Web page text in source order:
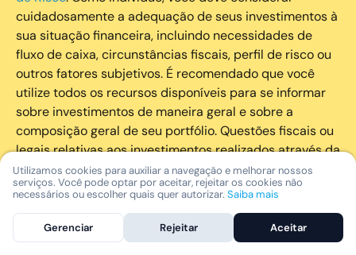
cuidadosamente a adequação de seus investimentos à
sua situação financeira, incluindo necessidades de
fluxo de caixa, circunstâncias fiscais, perfil de risco ou
outros fatores subjetivos. É recomendado que você
utilize todos os recursos disponíveis para se informar
sobre investimentos de maneira geral e sobre a
composição geral de seu portfólio. Questões fiscais ou
legais relativas aos investimentos realizados através da
Nomad devem ser obtidas pelos próprios clientes. A
Nomad e suas afiliadas não fornecem nenhum tipo de
A Nomad Wealth Management Ltda. (“Nomad Wealth”),
Utilizamos cookies para auxiliar a navegação e melhorar nossos
serviços. Você pode optar por aceitar, rejeitar os cookies não
necessários ou escolher quais quer autorizar. Saiba mais
Gerenciar Rejeitar Aceitar